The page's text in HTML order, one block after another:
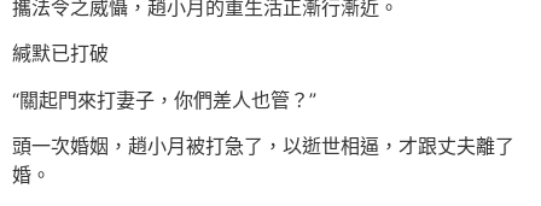
攜法令之威懾，趙小月的重生活正漸行漸近。
緘默已打破
“關起門來打妻子，你們差人也管？”
頭一次婚姻，趙小月被打急了，以逝世相逼，才跟丈夫離了
婚。